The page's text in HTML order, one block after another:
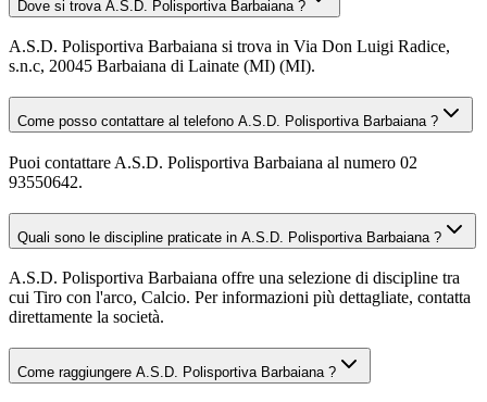
Dove si trova A.S.D. Polisportiva Barbaiana ?
A.S.D. Polisportiva Barbaiana si trova in Via Don Luigi Radice,
s.n.c, 20045 Barbaiana di Lainate (MI) (MI).
Come posso contattare al telefono A.S.D. Polisportiva Barbaiana ?
Puoi contattare A.S.D. Polisportiva Barbaiana al numero 02
93550642.
Quali sono le discipline praticate in A.S.D. Polisportiva Barbaiana ?
A.S.D. Polisportiva Barbaiana offre una selezione di discipline tra
cui Tiro con l'arco, Calcio. Per informazioni più dettagliate, contatta
direttamente la società.
Come raggiungere A.S.D. Polisportiva Barbaiana ?